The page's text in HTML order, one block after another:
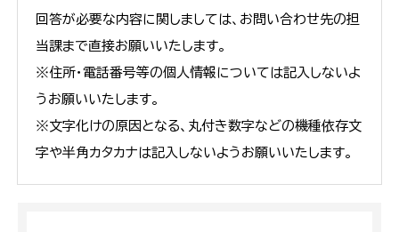
回答が必要な内容に関しましては、お問い合わせ先の担
当課まで直接お願いいたします。
※住所・電話番号等の個人情報については記入しないよ
うお願いいたします。
※文字化けの原因となる、丸付き数字などの機種依存文
字や半角カタカナは記入しないようお願いいたします。